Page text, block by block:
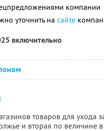
компании
уточнить на сайте
включительно
товаров для ухода
и вторая по величине в